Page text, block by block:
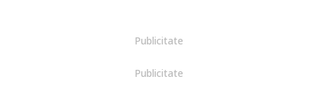
Publicitate
Publicitate